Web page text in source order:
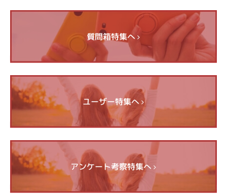
質問箱特集へ
ユーザー特集へ
アンケート考察特集へ